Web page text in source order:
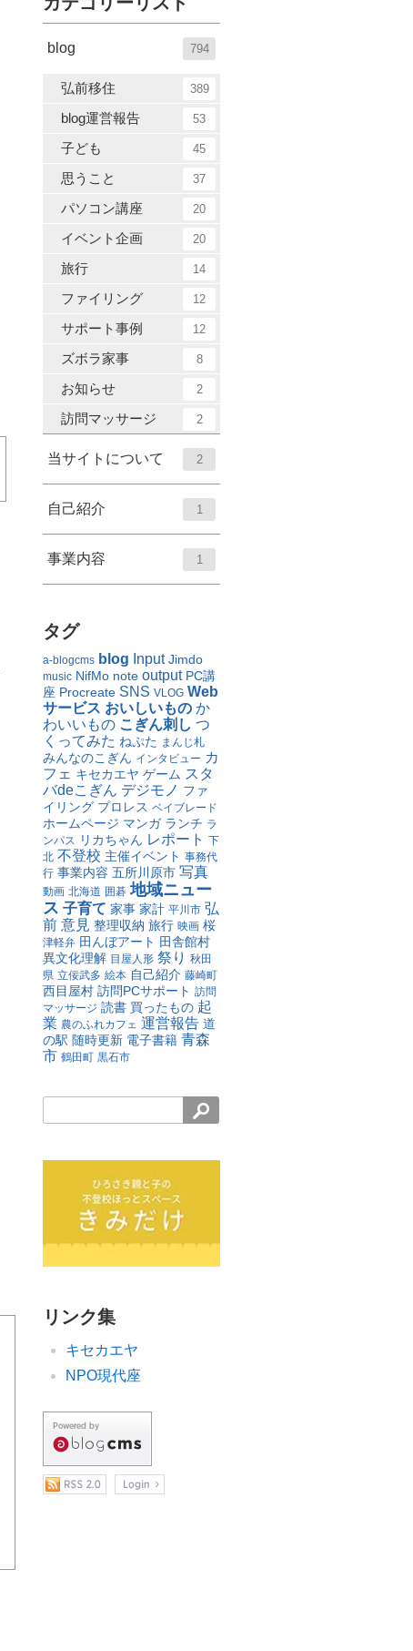
blog 794
弘前移住 389
blog運営報告 53
子ども 45
思うこと 37
パソコン講座 20
イベント企画 20
旅行 14
ファイリング 12
サポート事例 12
ズボラ家事 8
お知らせ 2
訪問マッサージ 2
当サイトについて 2
自己紹介 1
事業内容 1
タグ
a-blogcms blog Input Jimdo
music NifMo note output PC講
座 Procreate SNS VLOG Web
サービス おいしいもの か
わいいもの こぎん刺し つ
くってみた ねぷた まんじ札
みんなのこぎん インタビュー カ
フェ キセカエヤ ゲーム スタ
バdeこぎん デジモノ ファ
イリング プロレス ベイブレード
ホームページ マンガ ランチ ラ
ンパス リカちゃん レポート 下
北 不登校 主催イベント 事務代
行 事業内容 五所川原市 写真
動画 北海道 囲碁 地域ニュー
ス 子育て 家事 家計 平川市 弘
前 意見 整理収納 旅行 映画 桜
津軽弁 田んぼアート 田舎館村
異文化理解 目屋人形 祭り 秋田
県 立佞武多 絵本 自己紹介 藤崎町
西目屋村 訪問PCサポート 訪問
マッサージ 読書 買ったもの 起
業 農のふれカフェ 運営報告 道
の駅 随時更新 電子書籍 青森
市 鶴田町 黒石市
リンク集
キセカエヤ
NPO現代座